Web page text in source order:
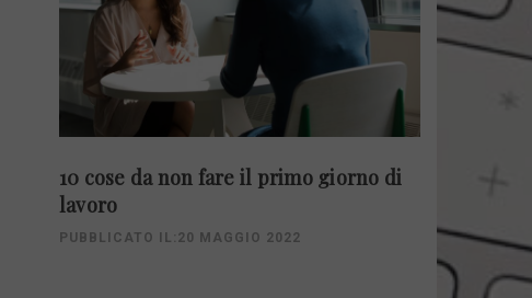
10 cose da non fare il primo giorno di
lavoro
PUBBLICATO IL:20 MAGGIO 2022